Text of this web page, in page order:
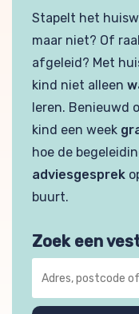
Stapelt het
maar niet? Of
afgeleid? Met
kind niet alleen
leren. Benieuwd
kind een week
hoe de
adviesgesprek
buurt.
Zoek een